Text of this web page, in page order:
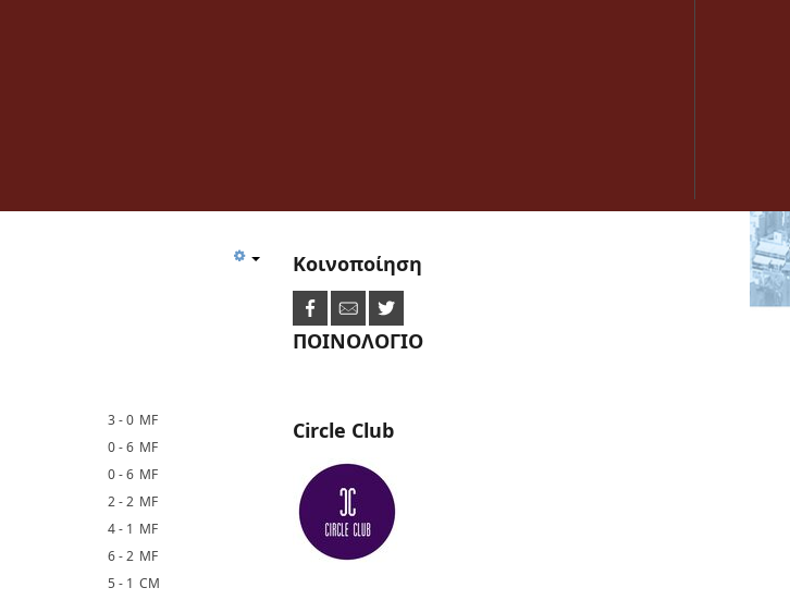
3 - 0 MF
0 - 6 MF
0 - 6 MF
2 - 2 MF
4 - 1 MF
6 - 2 MF
5 - 1 CM
Κοινοποίηση
ΠΟΙΝΟΛΟΓΙΟ
Circle Club